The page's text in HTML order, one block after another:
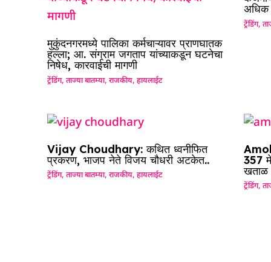
मुकुंदनगरमध्ये पालिका कर्मचाऱ्यावर प्राणघातक
हल्ला; आ. संग्राम जगताप यांच्याकडून घटनेचा
निषेध, कारवाईची मागणी
ट्रेंडिंग,ताज्या बातम्या,राजकीय,हायलाईट
अधिक
ट्रेंडिंग,
Vijay Choudhary: कथित ध्वनीफित
प्रकरण, भाजप नेते विजय चौधरी अटकेत..
ट्रेंडिंग,ताज्या बातम्या,राजकीय,हायलाईट
357
खताळ
ट्रेंडिंग,